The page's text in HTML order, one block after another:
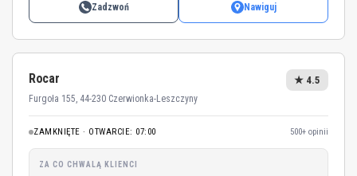
Zadzwoń Nawiguj
Rocar
Furgoła 155, 44-230 Czerwionka-Leszczyny
★ 4.5
ZAMKNIĘTE · OTWARCIE: 07:00 500+ opinii
ZA CO CHWALĄ KLIENCI